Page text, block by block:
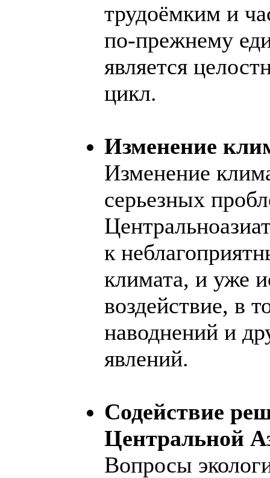
трудоёмким и
по-прежнему
является
цикл.
Изменение
Изменение
серьезных
к
климата, и уже
воздействие, в
наводнений и
явлений.
Содействие
Центральной
Вопросы